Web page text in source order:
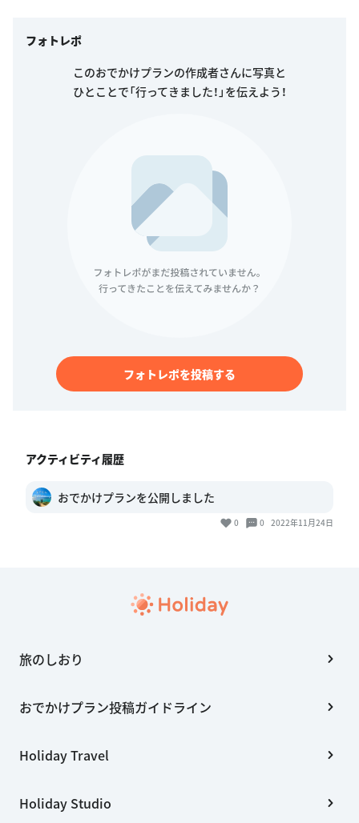
フォトレポ
このおでかけプランの作成者さんに写真と
ひとことで「行ってきました！」を伝えよう！
フォトレポを投稿する
アクティビティ履歴
おでかけプランを公開しました
0 0 2022年11月24日
旅のしおり
おでかけプラン投稿ガイドライン
Holiday Travel
Holiday Studio